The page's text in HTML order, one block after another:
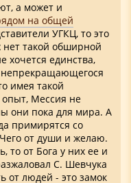
а может и
на общей
УГКЦ, то это
такой обширной
хочется единства,
имея такой
Мессия не
они пока для мира. А
примирятся со
от души и желаю.
то от Бога у них ее и
С. Шевчука
от людей - это замок